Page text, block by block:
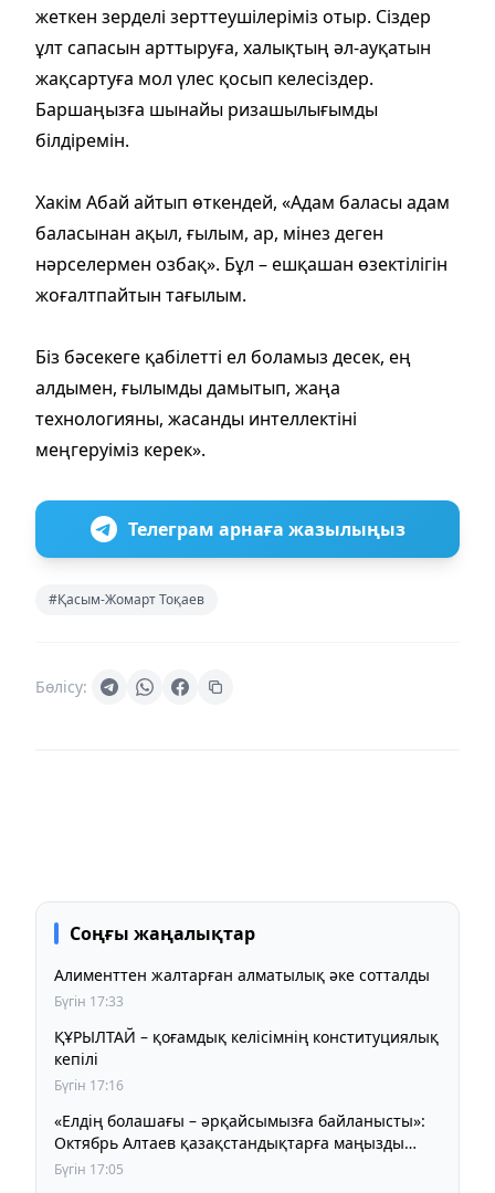
жеткен зерделі зерттеушілеріміз отыр. Сіздер
ұлт сапасын арттыруға, халықтың әл-ауқатын
жақсартуға мол үлес қосып келесіздер.
Баршаңызға шынайы ризашылығымды
білдіремін.
Хакім Абай айтып өткендей, «Адам баласы адам
баласынан ақыл, ғылым, ар, мінез деген
нәрселермен озбақ». Бұл – ешқашан өзектілігін
жоғалтпайтын тағылым.
Біз бәсекеге қабілетті ел боламыз десек, ең
алдымен, ғылымды дамытып, жаңа
технологияны, жасанды интеллектіні
меңгеруіміз керек».
Телеграм арнаға жазылыңыз
#Қасым-Жомарт Тоқаев
Бөлісу:
Соңғы жаңалықтар
Алименттен жалтарған алматылық әке сотталды
Бүгін 17:33
ҚҰРЫЛТАЙ – қоғамдық келісімнің конституциялық
кепілі
Бүгін 17:16
«Елдің болашағы – әрқайсымызға байланысты»:
Октябрь Алтаев қазақстандықтарға маңызды
үндеу жасады
Бүгін 17:05